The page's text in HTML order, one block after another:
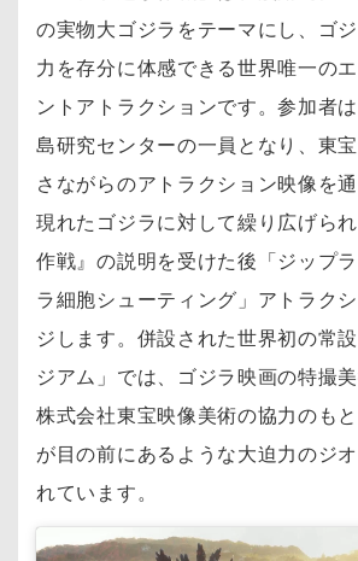
の実物大ゴジラをテーマにし、ゴ
力を存分に体感できる世界唯一の
ントアトラクションです。参加者
島研究センターの一員となり、東
さながらのアトラクション映像を
現れたゴジラに対して繰り広げら
作戦』の説明を受けた後「ジップ
ラ細胞シューティング」アトラク
ジします。併設された世界初の常
ジアム」では、ゴジラ映画の特撮
株式会社東宝映像美術の協力のも
が目の前にあるような大迫力のジ
れています。